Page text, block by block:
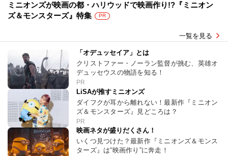
ミニオンズが映画の都・ハリウッドで映画作り!?『ミニオン
ズ＆モンスターズ』特集
PR
一覧を見る
「オデュッセイア」とは
クリストファー・ノーラン監督が挑む、英雄オ
デュッセウスの物語を知る！
PR
LiSAが推すミニオンズ
ダイフクが耳から離れない！最新作『ミニオン
ズ＆モンスターズ』見どころは？
PR
映画ネタが盛りだくさん！
いくつ見つけた？最新作『ミニオンズ＆モンス
ターズ』は“映画作り”に奔走！